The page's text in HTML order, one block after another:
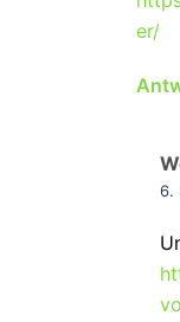
er/
6.